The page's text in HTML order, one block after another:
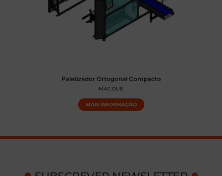
Paletizador Ortogonal Compacto
MAC DUE
MAIS INFORMAÇÃO